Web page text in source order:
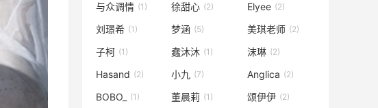
与众调情 (1) 徐甜心 (2) Elyee (2)
刘璟希 (1) 梦涵 (5) 美琪老师 (2)
子柯 (1) 蠢沐沐 (1) 沫琳 (2)
Hasand (2) 小九 (7) Anglica (2)
BOBO_ (1) 董晨莉 (1) 颂伊伊 (2)